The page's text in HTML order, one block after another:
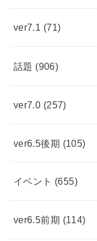
ver7.1 (71)
話題 (906)
ver7.0 (257)
ver6.5後期 (105)
イベント (655)
ver6.5前期 (114)